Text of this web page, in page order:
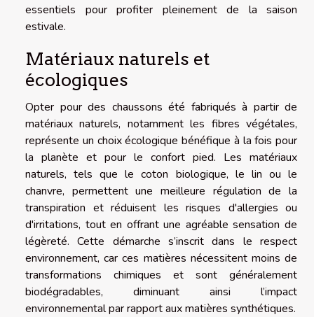
essentiels pour profiter pleinement de la saison
estivale.
Matériaux naturels et
écologiques
Opter pour des chaussons été fabriqués à partir de
matériaux naturels, notamment les fibres végétales,
représente un choix écologique bénéfique à la fois pour
la planète et pour le confort pied. Les matériaux
naturels, tels que le coton biologique, le lin ou le
chanvre, permettent une meilleure régulation de la
transpiration et réduisent les risques d'allergies ou
d'irritations, tout en offrant une agréable sensation de
légèreté. Cette démarche s’inscrit dans le respect
environnement, car ces matières nécessitent moins de
transformations chimiques et sont généralement
biodégradables, diminuant ainsi l’impact
environnemental par rapport aux matières synthétiques.